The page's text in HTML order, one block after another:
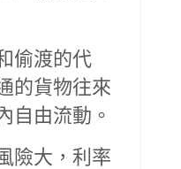
偷渡的代
的貨物往來
自由流動。
險大，利率